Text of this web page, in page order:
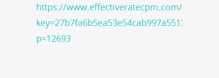
https://www.effectiveratecpm.com/
key=27b7fa6b5ea53e54cab997a551329c46/?
p=12693